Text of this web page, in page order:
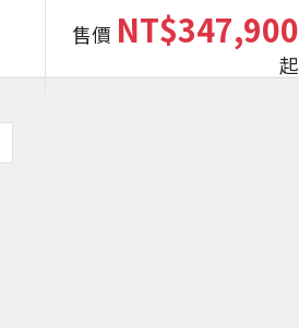
售價 NT$347,900
起